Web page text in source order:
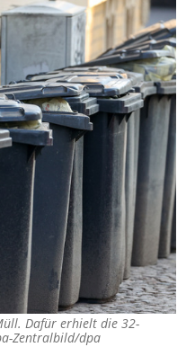
Dafür erhielt die 32-
Zentralbild/dpa